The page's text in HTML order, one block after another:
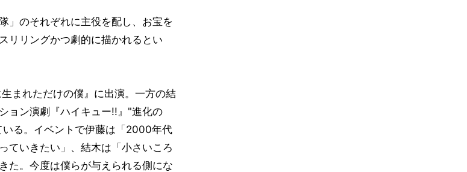
」のそれぞれに主役を配し、お宝を
リリングかつ劇的に描かれるとい
まれただけの僕』に出演。一方の結
ョン演劇『ハイキュー!!』"進化の
る。イベントで伊藤は「2000年代
ていきたい」、結木は「小さいころ
た。今度は僕らが与えられる側にな